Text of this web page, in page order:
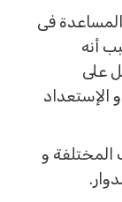
فى
أنه
على
الإستعداد
المختلفة و